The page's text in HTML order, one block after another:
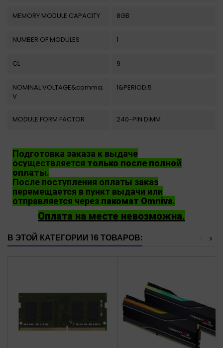
MEMORY MODULE CAPACITY 8GB
NUMBER OF MODULES 1
CL 9
NOMINAL VOLTAGE&comma;
V
1&PERIOD;5
MODULE FORM FACTOR 240-PIN DIMM
Подготовка заказа к выдаче
осуществляется только после полной
оплаты.
После поступления оплаты заказ
перемещается в пункт выдачи или
отправляется через пакомат Omniva.
Оплата на месте невозможна.
В ЭТОЙ КАТЕГОРИИ 16 ТОВАРОВ: >